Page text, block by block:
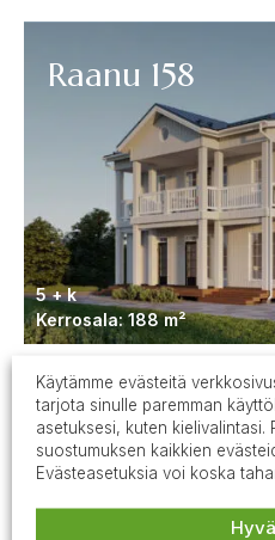
5 + k
Kerrosala: 188 m²
Raanu 158
OSLO 87
Käytämme evästeitä
tarjota sinulle paremman
asetuksesi, kuten kielivalintasi.
suostumuksen kaikkien
Evästeasetuksia voi koska